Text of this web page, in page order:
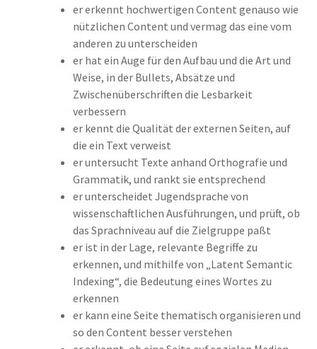
er erkennt hochwertigen Content genauso wie
nützlichen Content und vermag das eine vom
anderen zu unterscheiden
er hat ein Auge für den Aufbau und die Art und
Weise, in der Bullets, Absätze und
Zwischenüberschriften die Lesbarkeit
verbessern
er kennt die Qualität der externen Seiten, auf
die ein Text verweist
er untersucht Texte anhand Orthografie und
Grammatik, und rankt sie entsprechend
er unterscheidet Jugendsprache von
wissenschaftlichen Ausführungen, und prüft, ob
das Sprachniveau auf die Zielgruppe paßt
er ist in der Lage, relevante Begriffe zu
erkennen, und mithilfe von „Latent Semantic
Indexing“, die Bedeutung eines Wortes zu
erkennen
er kann eine Seite thematisch organisieren und
so den Content besser verstehen